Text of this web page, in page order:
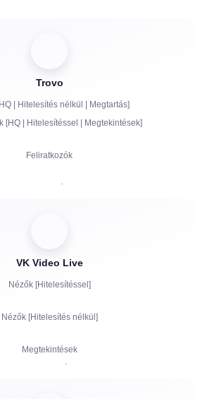
Fizetett feliratkozások | Primes
Chat botok
kommunikáció a chatben
Panaszok
Trovo
| Hitelesítés nélkül | Megtartás]
[HQ | Hitelesítéssel | Megtekintések]
Feliratkozók
VK Video Live
Nézők [Hitelesítéssel]
Nézők [Hitelesítés nélkül]
Megtekintések